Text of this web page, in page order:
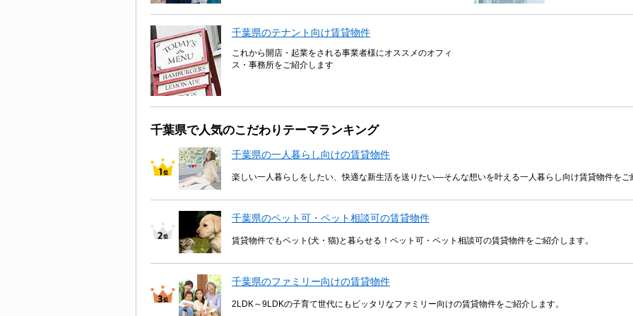
千葉県のテナント向け賃貸物件
これから開店・起業をされる事業者様にオススメのオフィ
ス・事務所をご紹介します
千葉県で人気のこだわりテーマランキング
千葉県の一人暮らし向けの賃貸物件
楽しい一人暮らしをしたい、快適な新生活を送りたい―そんな想いを叶える一人暮らし向け賃貸物件をご
千葉県のペット可・ペット相談可の賃貸物件
賃貸物件でもペット(犬・猫)と暮らせる！ペット可・ペット相談可の賃貸物件をご紹介します。
千葉県のファミリー向けの賃貸物件
2LDK～9LDKの子育て世代にもピッタリなファミリー向けの賃貸物件をご紹介します。